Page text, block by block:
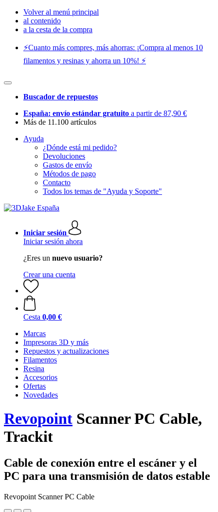
Volver al menú principal
al contenido
a la cesta de la compra
⚡️Cuanto más compres, más ahorras: ¡Compra al menos 10
filamentos y resinas y ahorra un 10%! ⚡️
Buscador de repuestos
España: envío estándar gratuito a partir de 87,90 €
Más de 11.100 artículos
Ayuda
¿Dónde está mi pedido?
Devoluciones
Gastos de envío
Métodos de pago
Contacto
Todos los temas de "Ayuda y Soporte"
Iniciar sesión
Iniciar sesión ahora
¿Eres un nuevo usuario?
Crear una cuenta
Cesta 0,00 €
Marcas
Impresoras 3D y más
Repuestos y actualizaciones
Filamentos
Resina
Accesorios
Ofertas
Novedades
Revopoint Scanner PC Cable,
Trackit
Cable de conexión entre el escáner y el
PC para una transmisión de datos estable
Revopoint Scanner PC Cable